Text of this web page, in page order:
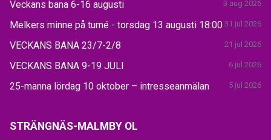
Veckans bana 6-16 augusti 3 aug 2026
Melkers minne på turné - torsdag 13 augusti 18:00 31 jul 2026
VECKANS BANA 23/7-2/8 21 jul 2026
VECKANS BANA 9-19 JULI 6 jul 2026
25-manna lördag 10 oktober – intresseanmälan 5 jul 2026
STRÄNGNÄS-MALMBY OL